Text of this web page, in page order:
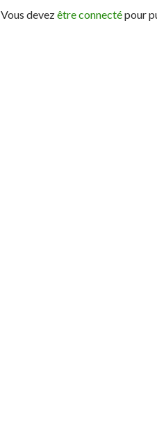
Vous devezêtre connectépour